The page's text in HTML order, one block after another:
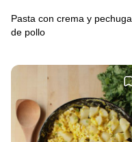
Pasta con crema y pechuga
de pollo